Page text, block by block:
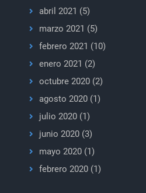
abril 2021 (5)
marzo 2021 (5)
febrero 2021 (10)
enero 2021 (2)
octubre 2020(2)
agosto 2020(1)
julio 2020(1)
junio 2020(3)
mayo 2020(1)
febrero 2020(1)